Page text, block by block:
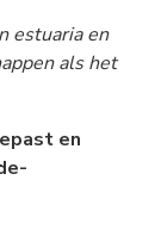
estuaria en
als het
en